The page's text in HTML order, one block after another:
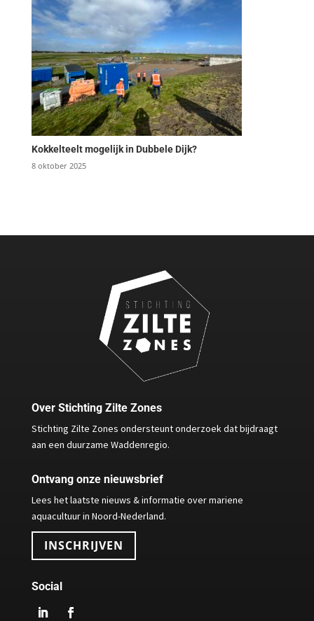
Kokkelteelt mogelijk in Dubbele Dijk?
8 oktober 2025
Over Stichting Zilte Zones
Stichting Zilte Zones ondersteunt onderzoek dat bijdraagt
aan een duurzame Waddenregio.
Ontvang onze nieuwsbrief
Lees het laatste nieuws & informatie over mariene
aquacultuur in Noord-Nederland.
INSCHRIJVEN
Social